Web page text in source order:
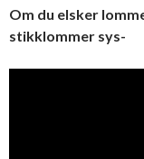
Om du elsker
stikklommer sys-